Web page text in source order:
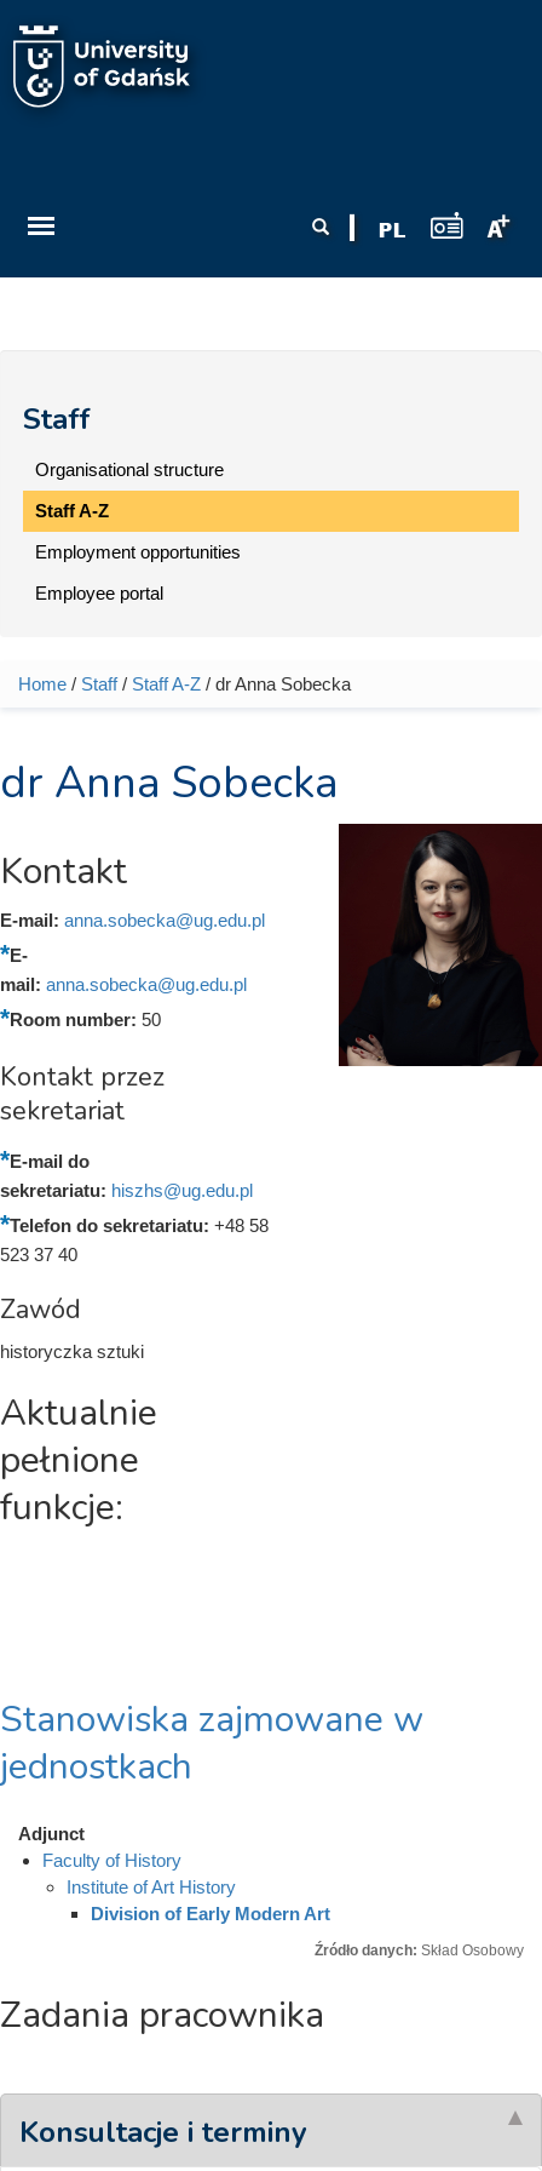
Staff
Organisational structure
Staff A-Z
Employment opportunities
Employee portal
You are here
Home / Staff/ Staff A-Z / dr Anna Sobecka
dr Anna Sobecka
Kontakt
E-mail: anna.sobecka@ug.edu.pl
E-
mail: anna.sobecka@ug.edu.pl
Room number: 50
Kontakt przez
sekretariat
E-mail do
sekretariatu: hiszhs@ug.edu.pl
Telefon do sekretariatu: +48 58
523 37 40
Zawód
historyczka sztuki
Aktualnie
pełnione
funkcje:
Stanowiska zajmowane w
jednostkach
Adjunct
Faculty of History
Institute of Art History
Division of Early Modern Art
Źródło danych: Skład Osobowy
Zadania pracownika
Konsultacje i terminy